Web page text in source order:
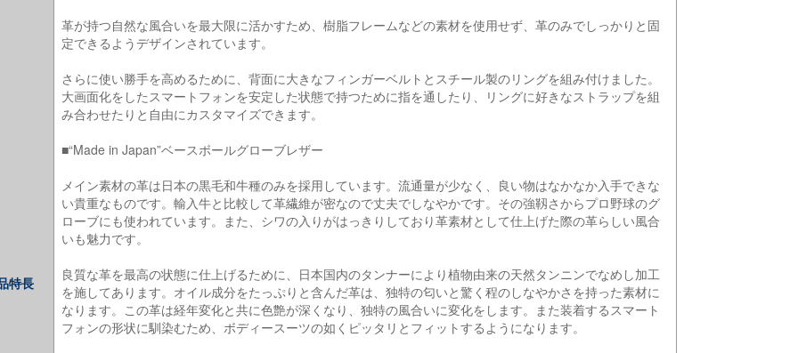
特長
革が持つ自然な風合いを最大限に活かすため、樹脂フレームなどの素材を使用せず、革のみでしっかりと固
定できるようデザインされています。
さらに使い勝手を高めるために、背面に大きなフィンガーベルトとスチール製のリングを組み付けました。
大画面化をしたスマートフォンを安定した状態で持つために指を通したり、リングに好きなストラップを組
み合わせたりと自由にカスタマイズできます。
■“Made in Japan”ベースボールグローブレザー
メイン素材の革は日本の黒毛和牛種のみを採用しています。流通量が少なく、良い物はなかなか入手できな
い貴重なものです。輸入牛と比較して革繊維が密なので丈夫でしなやかです。その強靱さからプロ野球のグ
ローブにも使われています。また、シワの入りがはっきりしており革素材として仕上げた際の革らしい風合
いも魅力です。
良質な革を最高の状態に仕上げるために、日本国内のタンナーにより植物由来の天然タンニンでなめし加工
を施してあります。オイル成分をたっぷりと含んだ革は、独特の匂いと驚く程のしなやかさを持った素材に
なります。この革は経年変化と共に色艶が深くなり、独特の風合いに変化をします。また装着するスマート
フォンの形状に馴染むため、ボディースーツの如くピッタリとフィットするようになります。